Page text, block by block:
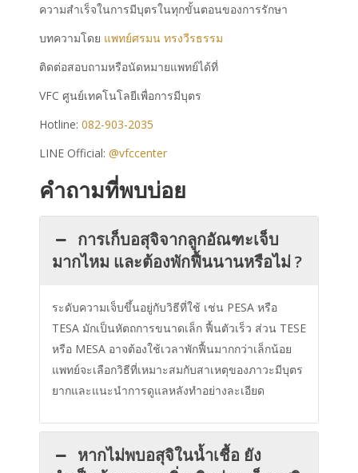
ความสำเร็จในการมีบุตรในทุกขั้นตอนของการรักษา
บทความโดย แพทย์ศรมน ทรงวีรธรรม
ติดต่อสอบถามหรือนัดหมายแพทย์ได้ที่
VFC ศูนย์เทคโนโลยีเพื่อการมีบุตร
Hotline: 082-903-2035
LINE Official: @vfccenter
คำถามที่พบบ่อย
การเก็บอสุจิจากลูกอัณฑะเจ็บ
มากไหม และต้องพักฟื้นนานหรือไม่ ?
ระดับความเจ็บขึ้นอยู่กับวิธีที่ใช้ เช่น PESA หรือ
TESA มักเป็นหัตถการขนาดเล็ก ฟื้นตัวเร็ว ส่วน TESE
หรือ MESA อาจต้องใช้เวลาพักฟื้นมากกว่าเล็กน้อย
แพทย์จะเลือกวิธีที่เหมาะสมกับสาเหตุของภาวะมีบุตร
ยากและแนะนำการดูแลหลังทำอย่างละเอียด
หากไม่พบอสุจิในน้ำเชื้อ ยัง